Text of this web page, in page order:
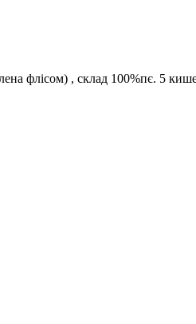
флісом) , склад 100%пє. 5